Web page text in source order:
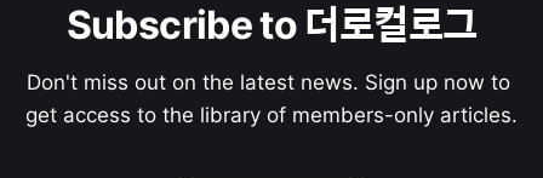
Subscribe to 더로컬로그
Don't miss out on the latest news. Sign up now to
get access to the library of members-only articles.